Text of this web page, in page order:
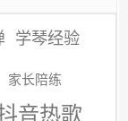
学琴经验
家长陪练
音热歌